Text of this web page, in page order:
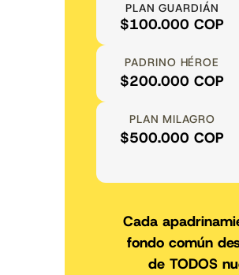
PLAN GUARDIÁN
$100.000 COP
PADRINO HÉROE
$200.000 COP
PLAN MILAGRO
$500.000 COP
Cada
fondo común
de TODOS